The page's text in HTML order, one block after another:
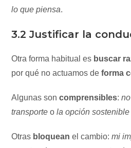
lo que piensa.
3.2 Justificar la
Otra forma habitual es buscar
por qué no actuamos deforma
Algunas soncomprensibles:
transporte ola opción
Otras bloquean el cambio:mi